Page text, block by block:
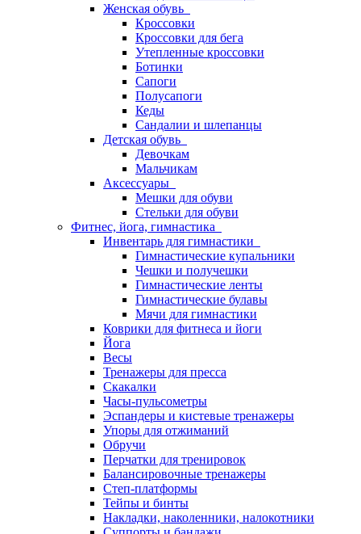
Женская обувь
Кроссовки
Кроссовки для бега
Утепленные кроссовки
Ботинки
Сапоги
Полусапоги
Кеды
Сандалии и шлепанцы
Детская обувь
Девочкам
Мальчикам
Аксессуары
Мешки для обуви
Стельки для обуви
Фитнес, йога, гимнастика
Инвентарь для гимнастики
Гимнастические купальники
Чешки и получешки
Гимнастические ленты
Гимнастические булавы
Мячи для гимнастики
Коврики для фитнеса и йоги
Йога
Весы
Тренажеры для пресса
Скакалки
Часы-пульсометры
Эспандеры и кистевые тренажеры
Упоры для отжиманий
Обручи
Перчатки для тренировок
Балансировочные тренажеры
Степ-платформы
Тейпы и бинты
Накладки, наколенники, налокотники